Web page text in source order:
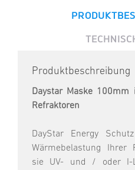
Produktbeschreibung
Daystar Maske
Refraktoren
DayStar Energy
Wärmebelastung Ihrer
sie UV- und / oder I-